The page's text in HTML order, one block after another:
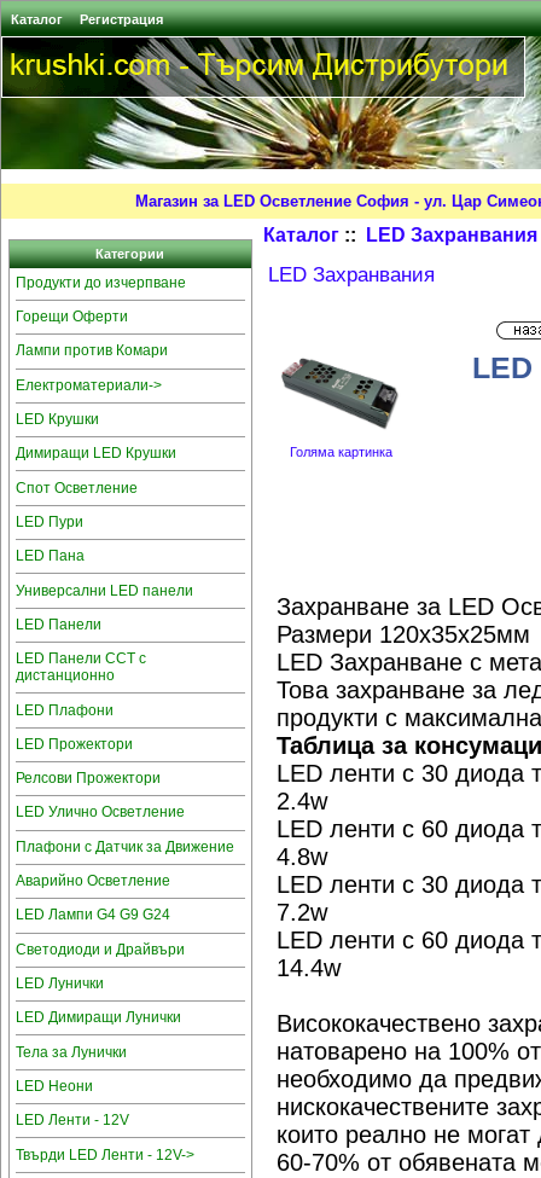
Каталог Регистрация
Магазин за LED Осветление София - ул. Цар
Категории
Продукти до изчерпване
Горещи Оферти
Лампи против Комари
Електроматериали->
LED Крушки
Димиращи LED Крушки
Спот Осветление
LED Пури
LED Пана
Универсални LED панели
LED Панели
LED Панели CCT с
дистанционно
LED Плафони
LED Прожектори
Релсови Прожектори
LED Улично Осветление
Плафони с Датчик за Движение
Аварийно Осветление
LED Лампи G4 G9 G24
Светодиоди и Драйвъри
LED Лунички
LED Димиращи Лунички
Тела за Лунички
LED Неони
LED Ленти - 12V
Твърди LED Ленти - 12V->
Каталог :: LED Захранвания
LED Захранвания
Голяма картинка
Захранване за LED
Размери 120х35х25мм
LED Захранване с
Това захранване за
продукти с
Таблица за
LED ленти с 30 диода
2.4w
LED ленти с 60 диода
4.8w
LED ленти с 30 диода
7.2w
LED ленти с 60 диода
14.4w
Висококачествено
натоварено на 100%
необходимо да
нискокачествените
които реално не
60-70% от обявената